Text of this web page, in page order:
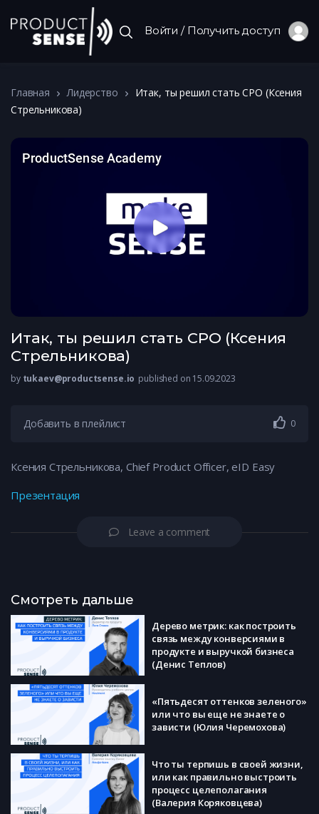
Войти / Получить доступ
Главная Лидерство
Итак, ты решил стать СРО (Ксения
Стрельникова)
Итак, ты решил стать СРО (Ксения
Стрельникова)
by tukaev@productsense.io published on 15.09.2023
Добавить в плейлист 0
Ксения Стрельникова, Chief Product Officer, eID Easy
Презентация
Leave a comment
Смотреть дальше
Дерево метрик: как построить
связь между конверсиями в
продукте и выручкой бизнеса
(Денис Теплов)
«Пятьдесят оттенков зеленого»
или что вы еще не знаете о
зависти (Юлия Черемохова)
Что ты терпишь в своей жизни,
или как правильно выстроить
процесс целеполагания
(Валерия Коряковцева)